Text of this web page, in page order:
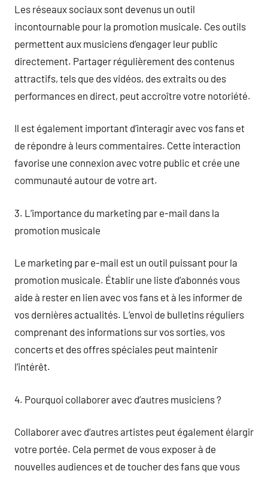
Les réseaux sociaux sont devenus un outil
incontournable pour la promotion musicale. Ces outils
permettent aux musiciens d’engager leur public
directement. Partager régulièrement des contenus
attractifs, tels que des vidéos, des extraits ou des
performances en direct, peut accroître votre notoriété.
Il est également important d’interagir avec vos fans et
de répondre à leurs commentaires. Cette interaction
favorise une connexion avec votre public et crée une
communauté autour de votre art.
3. L’importance du marketing par e-mail dans la
promotion musicale
Le marketing par e-mail est un outil puissant pour la
promotion musicale. Établir une liste d’abonnés vous
aide à rester en lien avec vos fans et à les informer de
vos dernières actualités. L’envoi de bulletins réguliers
comprenant des informations sur vos sorties, vos
concerts et des offres spéciales peut maintenir
l’intérêt.
4. Pourquoi collaborer avec d’autres musiciens ?
Collaborer avec d’autres artistes peut également élargir
votre portée. Cela permet de vous exposer à de
nouvelles audiences et de toucher des fans que vous